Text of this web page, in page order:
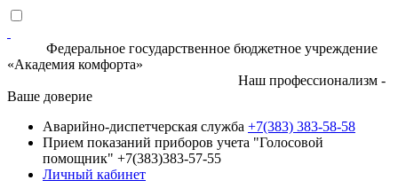
Федеральное государственное бюджетное учреждение
«Академия комфорта»
Наш профессионализм -
Ваше доверие
Аварийно-диспетчерская служба +7(383) 383-58-58
Прием показаний приборов учета "Голосовой
помощник" +7(383)383-57-55
Личный кабинет